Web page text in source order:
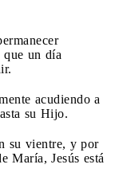
que un día
acudiendo a
su Hijo.
su vientre, y por
María, Jesús está